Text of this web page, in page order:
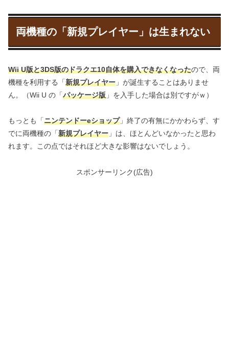
両機種の「新規プレイヤー」は生まれない
Wii U版と3DS版のドラクエ10自体を購入できなくなったので、両
機種を利用する「新規プレイヤー 」が誕生することはありませ
ん。（Wii U の「パッケージ版 」を入手した場合は別ですがｗ）
もっとも「ニンテンドーeショップ」終了の有無にかかわらず、す
でに両機種の「新規プレイヤー 」は、ほとんどいなかったと思わ
れます。この点ではそれほど大きな影響はないでしょう。
スポンサーリンク(広告)